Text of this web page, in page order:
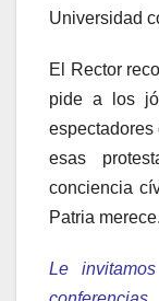
Universidad
El Rector
pide a los
espectadores
esas
conciencia
Patria merece.
Le